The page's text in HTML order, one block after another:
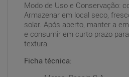
Modo de Uso e Conservação:
Armazenar em local seco,
solar. Após aberto, manter a
e consumir em curto prazo
textura.
Ficha técnica: